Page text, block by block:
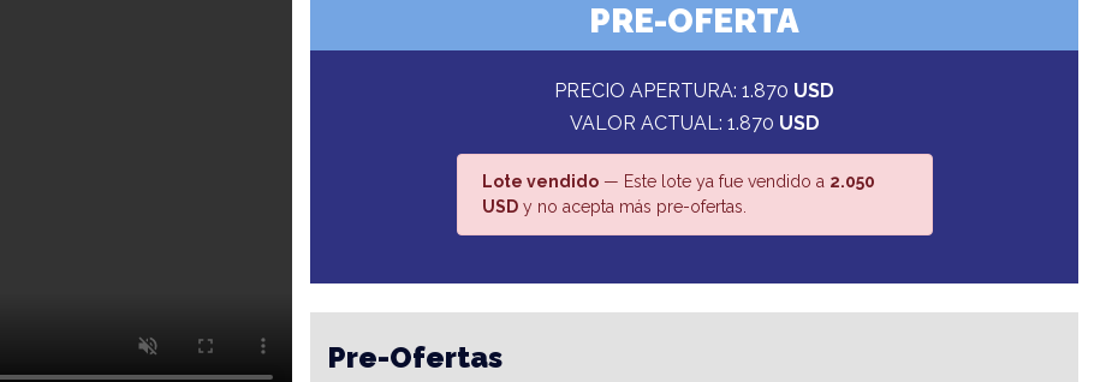
PRE-OFERTA
PRECIO APERTURA: 1.870 USD
VALOR ACTUAL: 1.870 USD
Lote vendido— Este lote ya fue vendido a 2.050
USDy no acepta más pre-ofertas.
Pre-Ofertas